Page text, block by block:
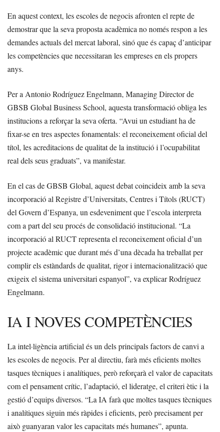
En aquest context, les escoles de negocis afronten el repte de
demostrar que la seva proposta acadèmica no només respon a les
demandes actuals del mercat laboral, sinó que és capaç d’anticipar
les competències que necessitaran les empreses en els propers
anys.
Per a Antonio Rodríguez Engelmann, Managing Director de
GBSB Global Business School, aquesta transformació obliga les
institucions a reforçar la seva oferta. “Avui un estudiant ha de
fixar-se en tres aspectes fonamentals: el reconeixement oficial del
títol, les acreditacions de qualitat de la institució i l’ocupabilitat
real dels seus graduats”, va manifestar.
En el cas de GBSB Global, aquest debat coincideix amb la seva
incorporació al Registre d’Universitats, Centres i Títols (RUCT)
del Govern d’Espanya, un esdeveniment que l’escola interpreta
com a part del seu procés de consolidació institucional. “La
incorporació al RUCT representa el reconeixement oficial d’un
projecte acadèmic que durant més d’una dècada ha treballat per
complir els estàndards de qualitat, rigor i internacionalització que
exigeix el sistema universitari espanyol”, va explicar Rodríguez
Engelmann.
IA I NOVES COMPETÈNCIES
La intel·ligència artificial és un dels principals factors de canvi a
les escoles de negocis. Per al directiu, farà més eficients moltes
tasques tècniques i analítiques, però reforçarà el valor de capacitats
com el pensament crític, l’adaptació, el lideratge, el criteri ètic i la
gestió d’equips diversos. “La IA farà que moltes tasques tècniques
i analítiques siguin més ràpides i eficients, però precisament per
això guanyaran valor les capacitats més humanes”, apunta.